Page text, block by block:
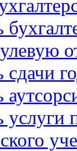
сдачи
услуги